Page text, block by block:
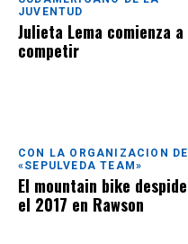
JUVENTUD
Julieta Lema comienza a
competir
CON LA ORGANIZACION DE
«SEPULVEDA TEAM»
El mountain bike despide
el 2017 en Rawson